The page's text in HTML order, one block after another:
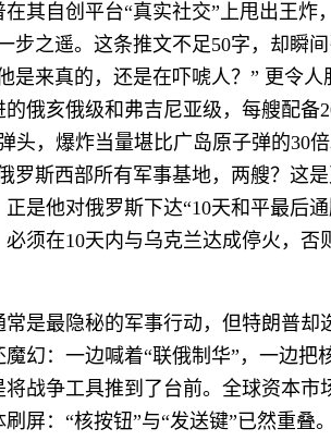
在其自创平台“真实社交”上甩出王
步之遥。这条推文不足50字，却
是来真的，还是在吓唬人？” 更令
俄亥俄级和弗吉尼亚级，每艘配备
头，爆炸当量堪比广岛原子弹的30
罗斯西部所有军事基地，两艘？这
正是他对俄罗斯下达“10天和平最
须在10天内与乌克兰达成停火，
是最隐秘的军事行动，但特朗普却
幻：一边喊着“联俄制华”，一边
战争工具推到了台前。全球资本
屏：“核按钮”与“发送键”已然重叠